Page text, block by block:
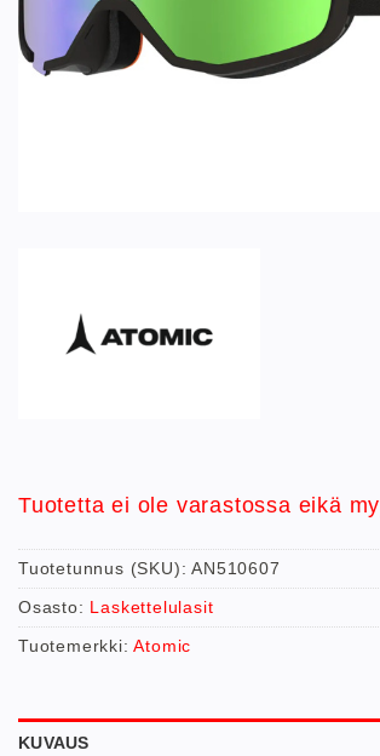
Tuotetta ei ole varastossa eikä
Tuotetunnus (SKU):AN510607
Osasto: Laskettelulasit
Tuotemerkki:Atomic
KUVAUS